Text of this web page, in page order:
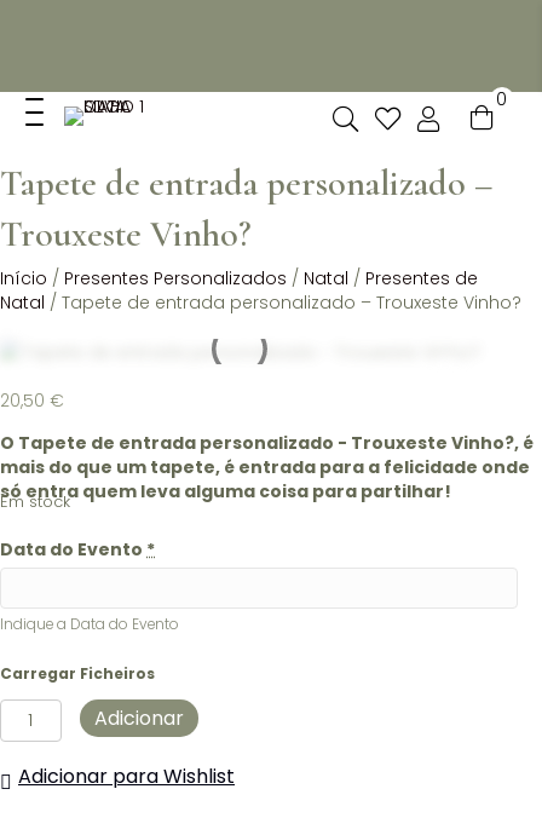
0
Tapete de entrada personalizado –
Trouxeste Vinho?
Início / Presentes Personalizados / Natal / Presentes de
Natal / Tapete de entrada personalizado – Trouxeste Vinho?
20,50 €
O Tapete de entrada personalizado - Trouxeste Vinho?, é
mais do que um tapete, é entrada para a felicidade onde
só entra quem leva alguma coisa para partilhar!
Em stock
Data do Evento *
Indique a Data do Evento
Carregar Ficheiros
Quantidade
de
de
Adicionar
Adicionar para Wishlist